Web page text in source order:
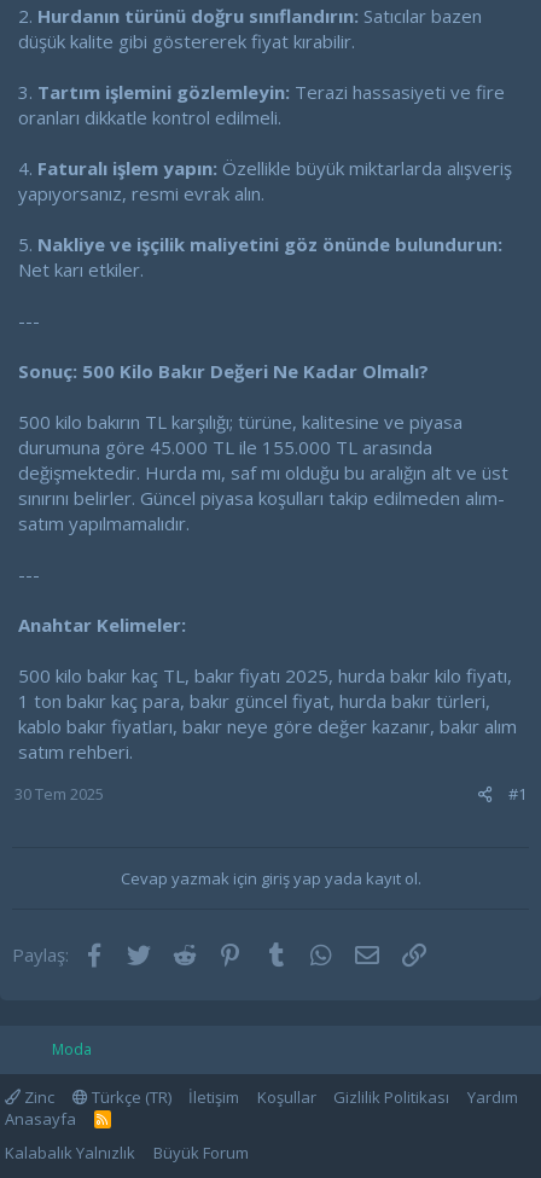
2. Hurdanın türünü doğru sınıflandırın: Satıcılar bazen
düşük kalite gibi göstererek fiyat kırabilir.
3. Tartım işlemini gözlemleyin: Terazi hassasiyeti ve fire
oranları dikkatle kontrol edilmeli.
4. Faturalı işlem yapın: Özellikle büyük miktarlarda alışveriş
yapıyorsanız, resmi evrak alın.
5. Nakliye ve işçilik maliyetini göz önünde bulundurun:
Net karı etkiler.
---
Sonuç: 500 Kilo Bakır Değeri Ne Kadar Olmalı?
500 kilo bakırın TL karşılığı; türüne, kalitesine ve piyasa
durumuna göre 45.000 TL ile 155.000 TL arasında
değişmektedir. Hurda mı, saf mı olduğu bu aralığın alt ve üst
sınırını belirler. Güncel piyasa koşulları takip edilmeden alım-
satım yapılmamalıdır.
---
Anahtar Kelimeler:
500 kilo bakır kaç TL, bakır fiyatı 2025, hurda bakır kilo fiyatı,
1 ton bakır kaç para, bakır güncel fiyat, hurda bakır türleri,
kablo bakır fiyatları, bakır neye göre değer kazanır, bakır alım
satım rehberi.
#1
30 Tem 2025
Cevap yazmak için giriş yap yada kayıt ol.
Paylaş: Facebook
Twitter Reddit Pinterest
Tumblr WhatsApp
E-postaLink
Moda
Zinc Türkçe (TR) İletişim Koşullar Gizlilik Politikası
Yardım
Anasayfa
R
S
Kalabalık Yalnızlık Büyük Forum